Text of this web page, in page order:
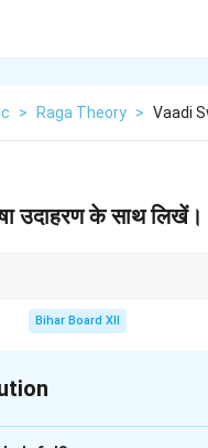
> Raga Theory > Vaadi
उदाहरण के साथ लिखें।
Bihar Board XII